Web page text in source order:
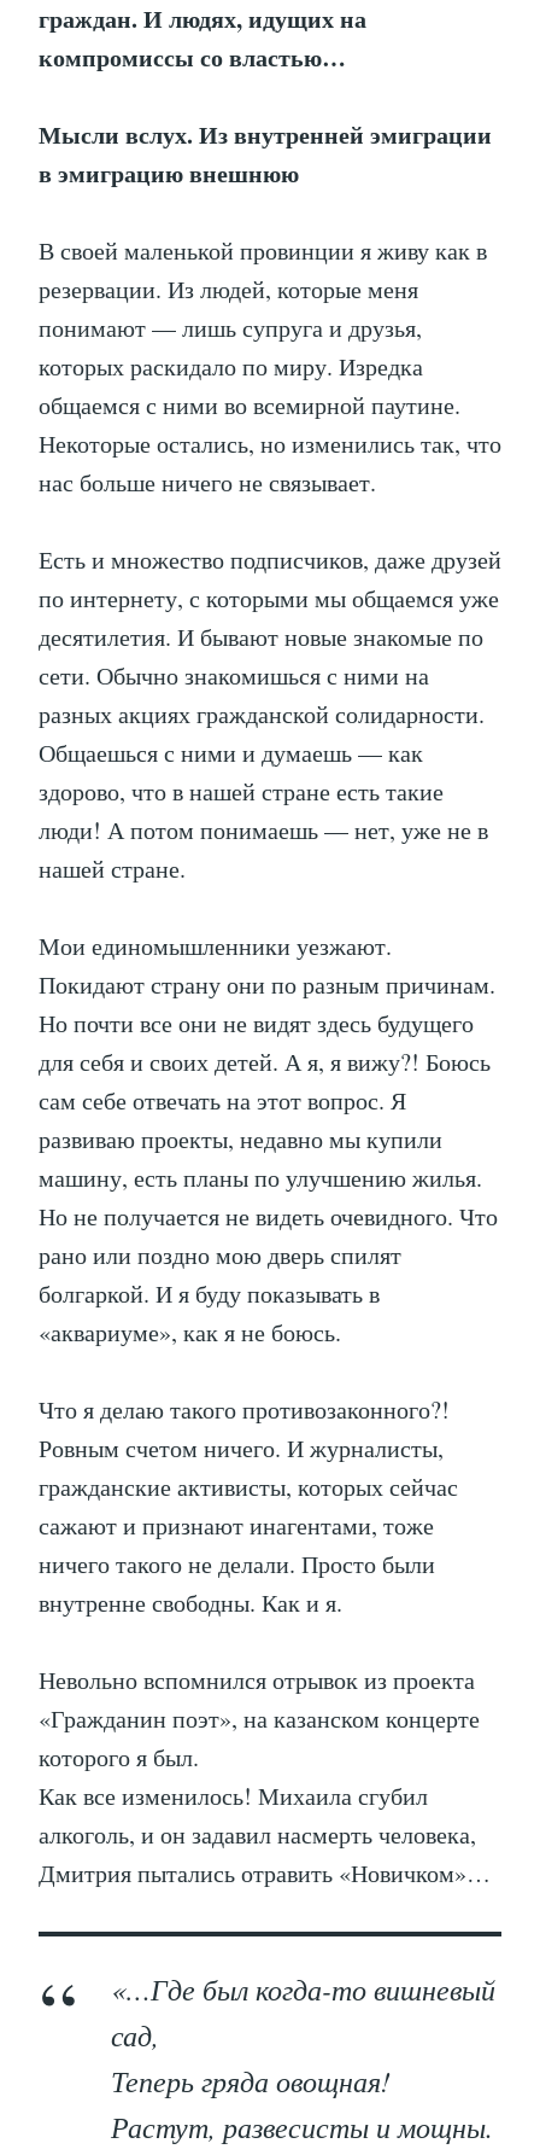
граждан. И людях, идущих на
компромиссы со властью…
Мысли вслух. Из внутренней эмиграции
в эмиграцию внешнюю
В своей маленькой провинции я живу как в
резервации. Из людей, которые меня
понимают — лишь супруга и друзья,
которых раскидало по миру. Изредка
общаемся с ними во всемирной паутине.
Некоторые остались, но изменились так, что
нас больше ничего не связывает.
Есть и множество подписчиков, даже друзей
по интернету, с которыми мы общаемся уже
десятилетия. И бывают новые знакомые по
сети. Обычно знакомишься с ними на
разных акциях гражданской солидарности.
Общаешься с ними и думаешь — как
здорово, что в нашей стране есть такие
люди! А потом понимаешь — нет, уже не в
нашей стране.
Мои единомышленники уезжают.
Покидают страну они по разным причинам.
Но почти все они не видят здесь будущего
для себя и своих детей. А я, я вижу?! Боюсь
сам себе отвечать на этот вопрос. Я
развиваю проекты, недавно мы купили
машину, есть планы по улучшению жилья.
Но не получается не видеть очевидного. Что
рано или поздно мою дверь спилят
болгаркой. И я буду показывать в
«аквариуме», как я не боюсь.
Что я делаю такого противозаконного?!
Ровным счетом ничего. И журналисты,
гражданские активисты, которых сейчас
сажают и признают инагентами, тоже
ничего такого не делали. Просто были
внутренне свободны. Как и я.
Невольно вспомнился отрывок из проекта
«Гражданин поэт», на казанском концерте
которого я был.
Как все изменилось! Михаила сгубил
алкоголь, и он задавил насмерть человека,
Дмитрия пытались отравить «Новичком»…
«…Где был когда-то вишневый
сад,
Теперь гряда овощная!
Растут, развесисты и мощны.